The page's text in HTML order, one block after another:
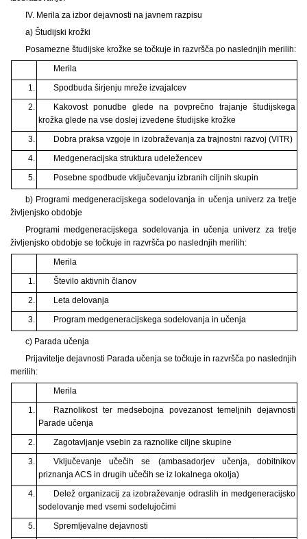
IV. Merila za izbor dejavnosti na javnem razpisu
a) Študijski krožki
Posamezne študijske krožke se točkuje in razvršča po naslednjih merilih:
Merila
1.
Spodbuda širjenju mreže izvajalcev
2.
Kakovost ponudbe glede na povprečno trajanje študijskega
krožka glede na vse doslej izvedene študijske krožke
3.
Dobra praksa vzgoje in izobraževanja za trajnostni razvoj (VITR)
4.
Medgeneracijska struktura udeležencev
5.
Posebne spodbude vključevanju izbranih ciljnih skupin
b) Programi medgeneracijskega sodelovanja in učenja univerz za tretje
življenjsko obdobje
Programi medgeneracijskega sodelovanja in učenja univerz za tretje
življenjsko obdobje se točkuje in razvršča po naslednjih merilih:
Merila
1.
Število aktivnih članov
2.
Leta delovanja
3.
Program medgeneracijskega sodelovanja in učenja
c) Parada učenja
Prijavitelje dejavnosti Parada učenja se točkuje in razvršča po naslednjih
merilih:
Merila
1.
Raznolikost ter medsebojna povezanost temeljnih dejavnosti
Parade učenja
2.
Zagotavljanje vsebin za raznolike ciljne skupine
3.
Vključevanje učečih se (ambasadorjev učenja, dobitnikov
priznanja ACS in drugih učečih se iz lokalnega okolja)
4.
Delež organizacij za izobraževanje odraslih in medgeneracijsko
sodelovanje med vsemi sodelujočimi
5.
Spremljevalne dejavnosti